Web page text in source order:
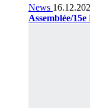
News
Assemblée/